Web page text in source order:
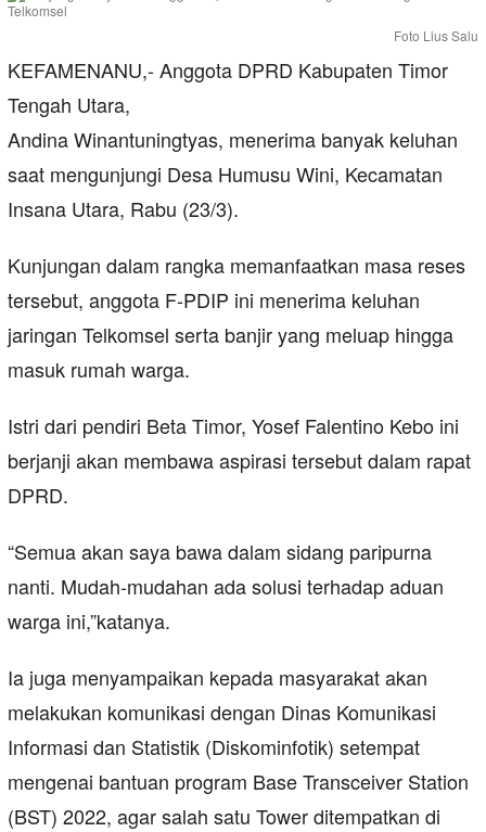
Foto Lius Salu
KEFAMENANU,- Anggota DPRD Kabupaten Timor
Tengah Utara,
Andina Winantuningtyas, menerima banyak keluhan
saat mengunjungi Desa Humusu Wini, Kecamatan
Insana Utara, Rabu (23/3).
Kunjungan dalam rangka memanfaatkan masa reses
tersebut, anggota F-PDIP ini menerima keluhan
jaringan Telkomsel serta banjir yang meluap hingga
masuk rumah warga.
Istri dari pendiri Beta Timor, Yosef Falentino Kebo ini
berjanji akan membawa aspirasi tersebut dalam rapat
DPRD.
“Semua akan saya bawa dalam sidang paripurna
nanti. Mudah-mudahan ada solusi terhadap aduan
warga ini,”katanya.
Ia juga menyampaikan kepada masyarakat akan
melakukan komunikasi dengan Dinas Komunikasi
Informasi dan Statistik (Diskominfotik) setempat
mengenai bantuan program Base Transceiver Station
(BST) 2022, agar salah satu Tower ditempatkan di